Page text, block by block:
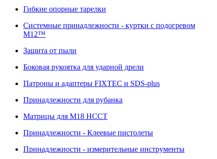
Гибкие опорные тарелки
Системные принадлежности - куртки с подогревом
M12™
Защита от пыли
Боковая рукоятка для ударной дрели
Патроны и адаптеры FIXTEC и SDS-plus
Принадлежности для рубанка
Матрицы для M18 HCCT
Принадлежности - Клеевые пистолеты
Принадлежности - измерительные инструменты